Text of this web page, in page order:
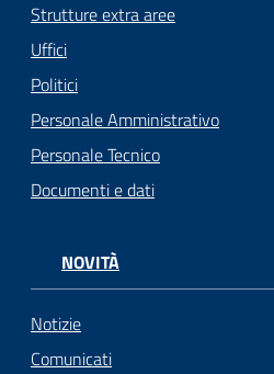
Strutture extra aree
Uffici
Politici
Personale Amministrativo
Personale Tecnico
Documenti e dati
NOVITÀ
Notizie
Comunicati